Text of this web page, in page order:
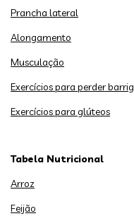
Prancha lateral
Alongamento
Musculação
Exercícios para perder
Exercícios para glúteos
Tabela Nutricional
Arroz
Feijão